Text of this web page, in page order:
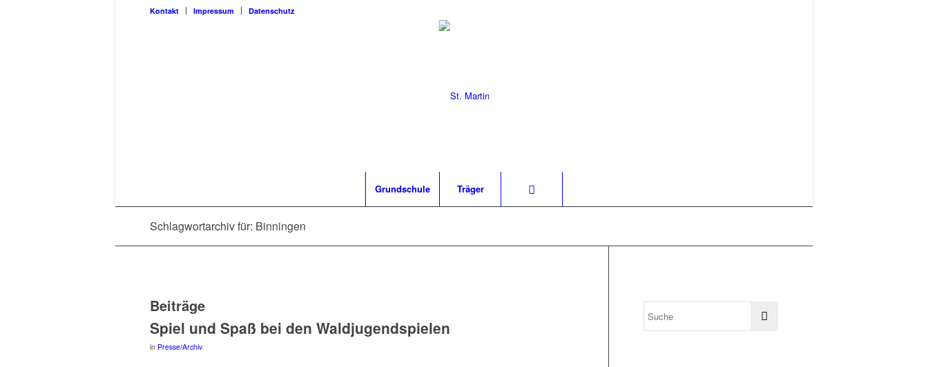
Kon­takt Impres­sum Daten­schutz
Grund­schu­le Trä­ger
Schlagwortarchiv für: Binningen
Beiträge
Spiel und Spaß bei den Waldjugendspielen
in Presse/Archiv